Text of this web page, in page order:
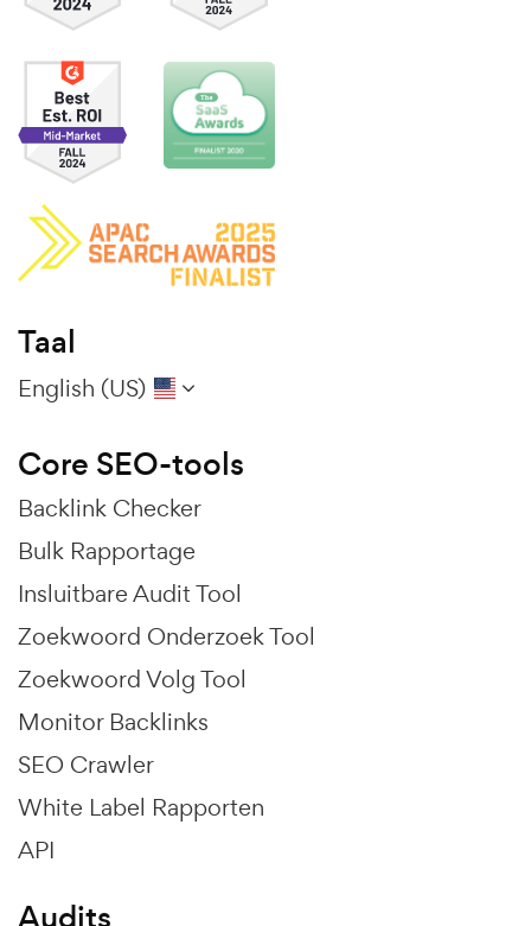
Taal
English (US)
Core SEO-tools
Backlink Checker
Bulk Rapportage
Insluitbare Audit Tool
Zoekwoord Onderzoek Tool
Zoekwoord Volg Tool
Monitor Backlinks
SEO Crawler
White Label Rapporten
API
Audits